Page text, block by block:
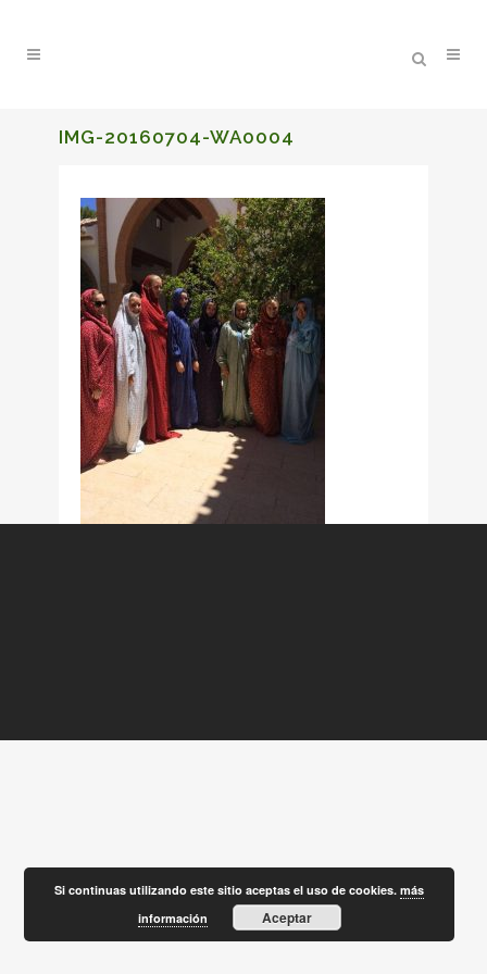
IMG-20160704-WA0004
Si continuas utilizando este sitio aceptas el uso de cookies.más
información
Aceptar